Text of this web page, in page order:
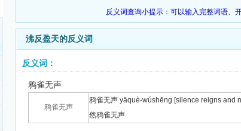
反义词查询小提示：可以输入完整词语、
沸反盈天的反义词
反义词：
鸦雀无声
鸦雀无声
鸦雀无声 yāquè-wúshēng [silence reigns and
然鸦雀无声